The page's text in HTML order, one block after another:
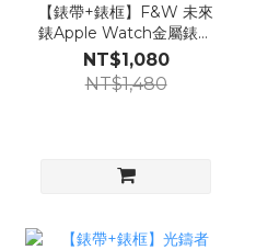
【錶帶+錶框】F&W 未來
錶Apple Watch金屬錶帶
+錶框 組合【ZZ35】
NT$1,080
NT$1,480